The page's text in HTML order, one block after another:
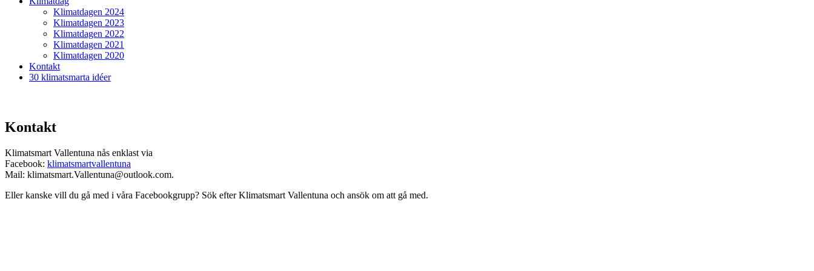
Klimatdagen 2024
Klimatdagen 2023
Klimatdagen 2022
Klimatdagen 2021
Klimatdagen 2020
Kontakt
30 klimatsmarta idéer
Kontakt
Klimatsmart Vallentuna nås enklast via
Facebook: klimatsmartvallentuna
Mail: klimatsmart.Vallentuna@outlook.com.
Eller kanske vill du gå med i våra Facebookgrupp? Sök efter Klimatsmart Vallentuna och ansök om att gå med.